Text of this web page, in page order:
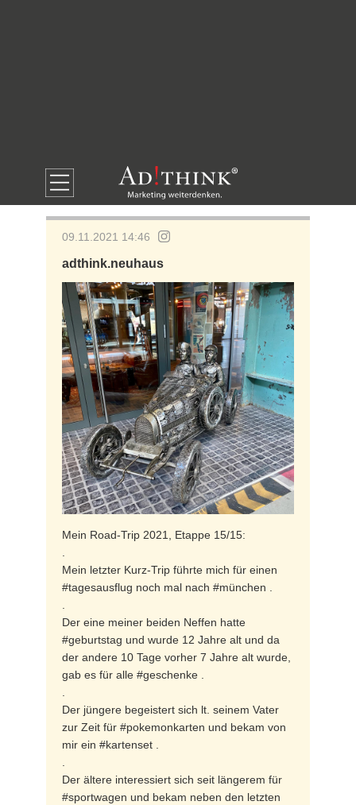
09.11.2021 14:46
adthink.neuhaus
Mein Road-Trip 2021, Etappe 15/15:
Mein letzter Kurz-Trip führte mich für einen
#tagesausflug noch mal nach #münchen .
Der eine meiner beiden Neffen hatte
#geburtstag und wurde 12 Jahre alt und da
der andere 10 Tage vorher 7 Jahre alt wurde,
gab es für alle #geschenke .
Der jüngere begeistert sich lt. seinem Vater
zur Zeit für #pokemonkarten und bekam von
mir ein #kartenset .
Der ältere interessiert sich seit längerem für
#sportwagen und bekam neben den letzten